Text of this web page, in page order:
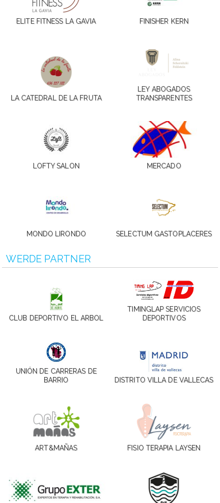
ELITE FITNESS LA GAVIA FINISHER KERN
LA CATEDRAL DE LA FRUTA
LEY ABOGADOS
TRANSPARENTES
LOFTY SALON MERCADO
MONDO LIRONDO SELECTUM GASTOPLACERES
WERDE PARTNER
CLUB DEPORTIVO EL ARBOL
TIMINGLAP SERVICIOS
DEPORTIVOS
UNIÓN DE CARRERAS DE
BARRIO
DISTRITO VILLA DE VALLECAS
ART&MAÑAS FISIO TERAPIA LAYSEN